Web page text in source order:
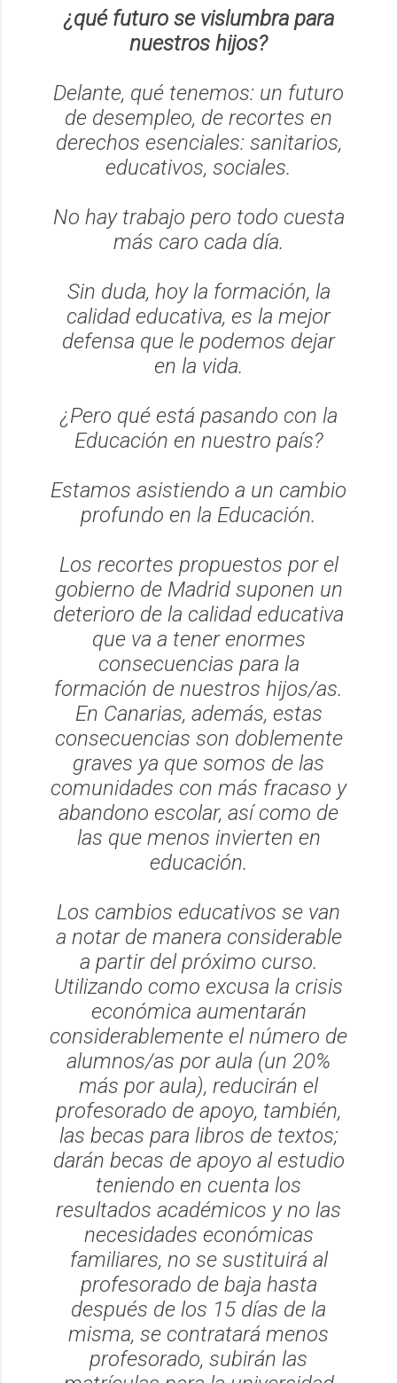
¿qué futuro se vislumbra para
nuestros hijos?
Delante, qué tenemos: un futuro
de desempleo, de recortes en
derechos esenciales: sanitarios,
educativos, sociales.
No hay trabajo pero todo cuesta
más caro cada día.
Sin duda, hoy la formación, la
calidad educativa, es la mejor
defensa que le podemos dejar
en la vida.
¿Pero qué está pasando con la
Educación en nuestro país?
Estamos asistiendo a un cambio
profundo en la Educación.
Los recortes propuestos por el
gobierno de Madrid suponen un
deterioro de la calidad educativa
que va a tener enormes
consecuencias para la
formación de nuestros hijos/as.
En Canarias, además, estas
consecuencias son doblemente
graves ya que somos de las
comunidades con más fracaso y
abandono escolar, así como de
las que menos invierten en
educación.
Los cambios educativos se van
a notar de manera considerable
a partir del próximo curso.
Utilizando como excusa la crisis
económica aumentarán
considerablemente el número de
alumnos/as por aula (un 20%
más por aula), reducirán el
profesorado de apoyo, también,
las becas para libros de textos;
darán becas de apoyo al estudio
teniendo en cuenta los
resultados académicos y no las
necesidades económicas
familiares, no se sustituirá al
profesorado de baja hasta
después de los 15 días de la
misma, se contratará menos
profesorado, subirán las